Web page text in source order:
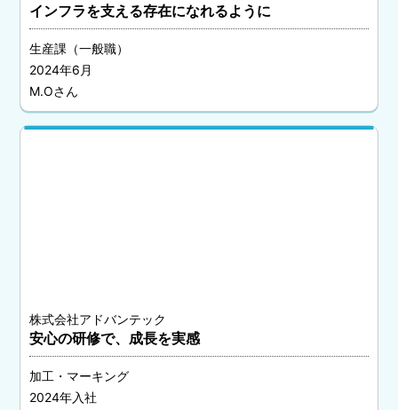
インフラを支える存在になれるように
生産課（一般職）
2024年6月
M.Oさん
株式会社アドバンテック
安心の研修で、成長を実感
加工・マーキング
2024年入社